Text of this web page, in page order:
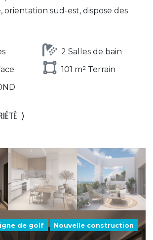
sud-est, dispose des
2 Salles de bain
101 m² Terrain
⟩
de golf Nouvelle construction